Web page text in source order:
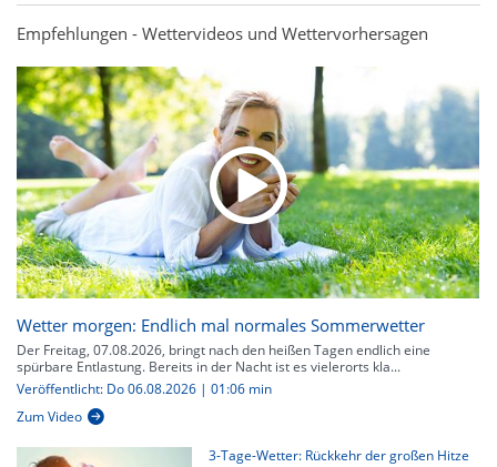
Empfehlungen - Wettervideos und Wettervorhersagen
Wetter morgen: Endlich mal normales Sommerwetter
Der Freitag, 07.08.2026, bringt nach den heißen Tagen endlich eine
spürbare Entlastung. Bereits in der Nacht ist es vielerorts kla...
Veröffentlicht: Do 06.08.2026 | 01:06 min
Zum Video
3-Tage-Wetter: Rückkehr der großen Hitze